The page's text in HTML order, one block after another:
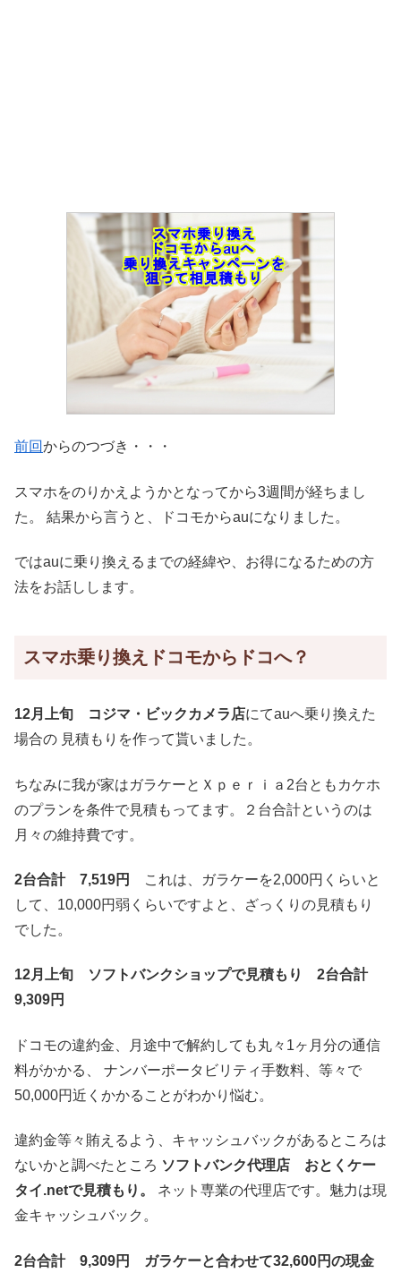
前回からのつづき・・・
スマホをのりかえようかとなってから3週間が経ちまし
た。 結果から言うと、ドコモからauになりました。
ではauに乗り換えるまでの経緯や、お得になるための方
法をお話しします。
スマホ乗り換えドコモからドコへ？
12月上旬 コジマ・ビックカメラ店にてauへ乗り換えた
場合の 見積もりを作って貰いました。
ちなみに我が家はガラケーとＸｐｅｒｉａ2台ともカケホ
のプランを条件で見積もってます。２台合計というのは
月々の維持費です。
2台合計 7,519円
これは、ガラケーを2,000円くらいと
して、10,000円弱くらいですよと、ざっくりの見積もり
でした。
12月上旬 ソフトバンクショップで見積もり 2台合計
9,309円
ドコモの違約金、月途中で解約しても丸々1ヶ月分の通信
料がかかる、 ナンバーポータビリティ手数料、等々で
50,000円近くかかることがわかり悩む。
違約金等々賄えるよう、キャッシュバックがあるところは
ないかと調べたところ ソフトバンク代理店 おとくケー
タイ.netで見積もり。
ネット専業の代理店です。魅力は現
金キャッシュバック。
2台合計 9,309円 ガラケーと合わせて32,600円の現金